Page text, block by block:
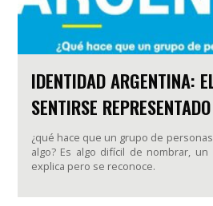
IDENTIDAD ARGENTINA:
SENTIRSE REPRESENTADO
¿qué hace que un grupo de
algo? Es algo difícil de nombrar,
explica pero se reconoce.